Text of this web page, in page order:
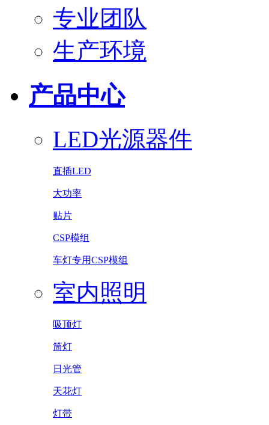
专业团队
生产环境
产品中心
LED光源器件
直插LED
大功率
贴片
CSP模组
车灯专用CSP模组
室内照明
吸顶灯
筒灯
日光管
天花灯
灯带